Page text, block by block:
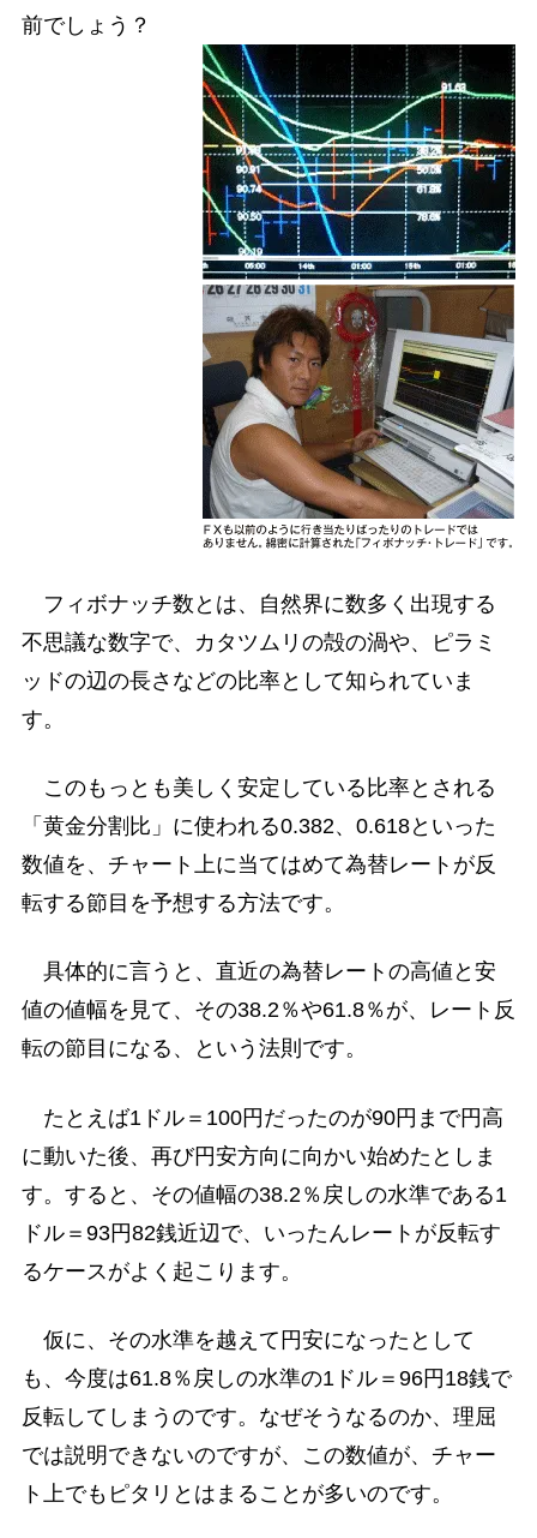
前でしょう？
フィボナッチ数とは、自然界に数多く出現する
不思議な数字で、カタツムリの殻の渦や、ピラミ
ッドの辺の長さなどの比率として知られていま
す。
このもっとも美しく安定している比率とされる
「黄金分割比」に使われる0.382、0.618といった
数値を、チャート上に当てはめて為替レートが反
転する節目を予想する方法です。
具体的に言うと、直近の為替レートの高値と安
値の値幅を見て、その38.2％や61.8％が、レート反
転の節目になる、という法則です。
たとえば1ドル＝100円だったのが90円まで円高
に動いた後、再び円安方向に向かい始めたとしま
す。すると、その値幅の38.2％戻しの水準である1
ドル＝93円82銭近辺で、いったんレートが反転す
るケースがよく起こります。
仮に、その水準を越えて円安になったとして
も、今度は61.8％戻しの水準の1ドル＝96円18銭で
反転してしまうのです。なぜそうなるのか、理屈
では説明できないのですが、この数値が、チャー
ト上でもピタリとはまることが多いのです。